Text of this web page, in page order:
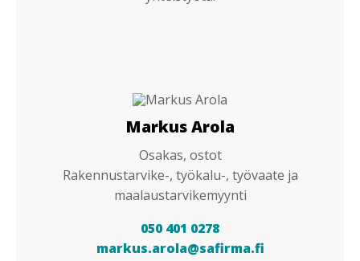
Markus Arola
Osakas, ostot
Rakennustarvike-, työkalu-, työvaate ja
maalaustarvikemyynti
050 401 0278
markus.arola@safirma.fi